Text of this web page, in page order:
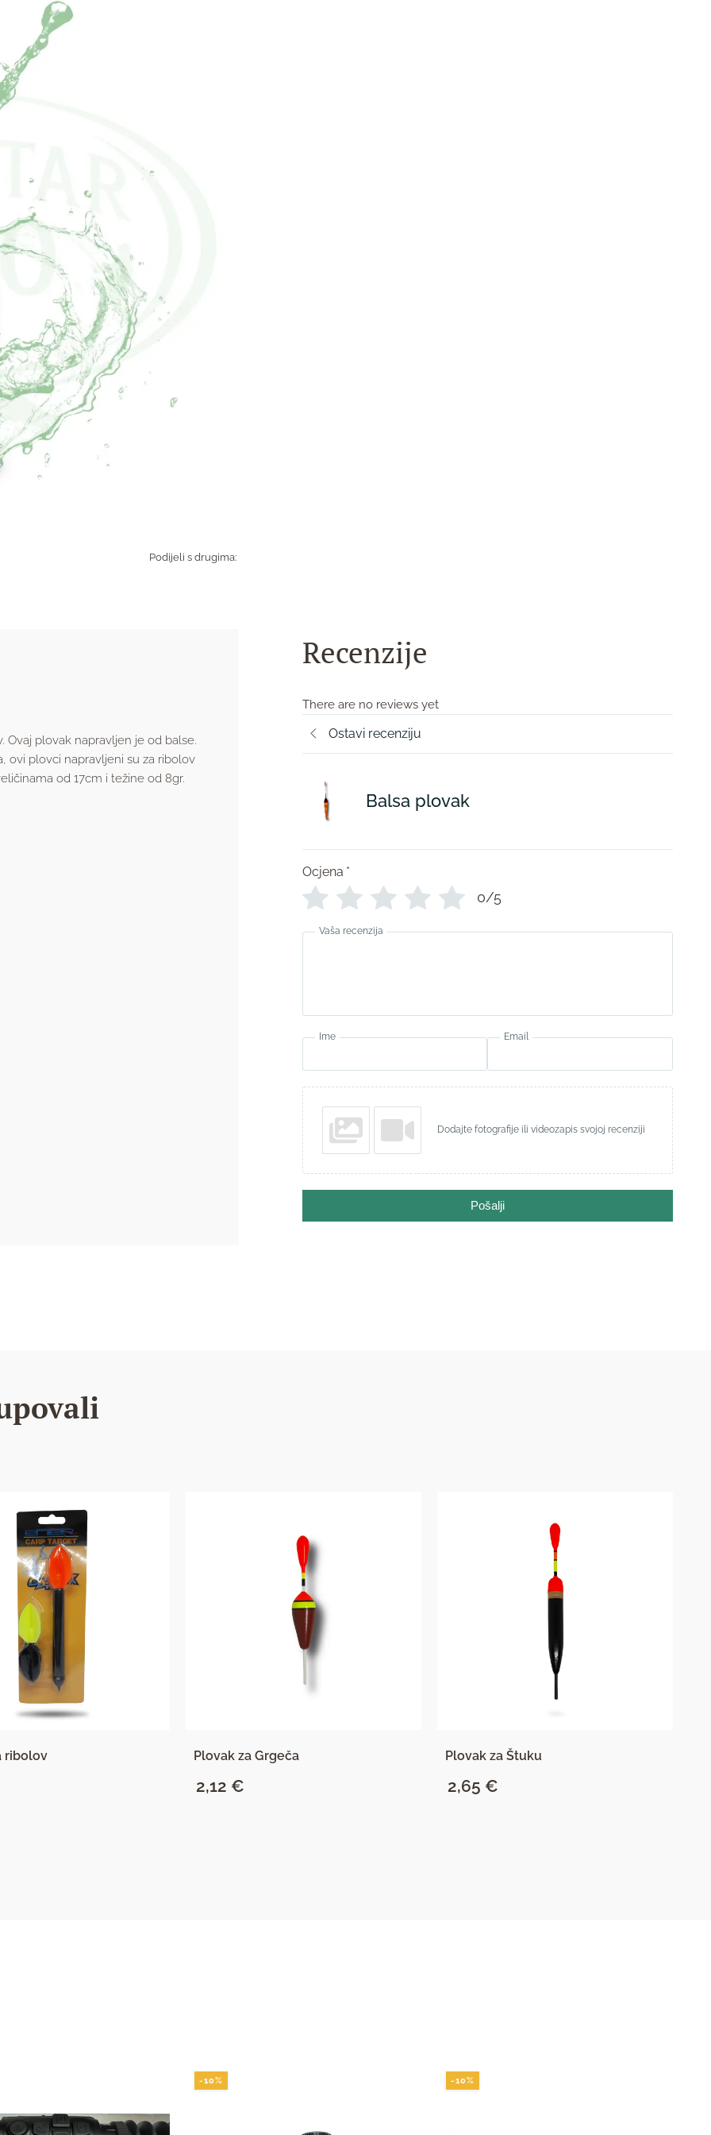
Podijeli s drugima:
Ovaj plovak napravljen je od balse.
ovi plovci napravljeni su za ribolov
od 17cm i težine od 8gr.
Recenzije
There are no reviews yet
Ostavi recenziju
Balsa plovak
Ocjena *
0/5
Vaša recenzija
Ime Email
Dodajte fotografije ili videozapis svojoj recenziji
Pošalji
ribolov Plovak za Grgeča
2,12 €
Plovak za Štuku
2,65 €
-10% -10%